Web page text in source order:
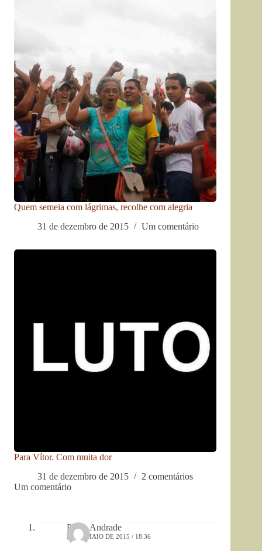
Quem semeia com lágrimas, recolhe com alegria
31 de dezembro de 2015
Um comentário
Para Vítor. Com muita dor
31 de dezembro de 2015
2 comentários
Um comentário
Paulo Andrade
25 DE MAIO DE 2015 / 18:36